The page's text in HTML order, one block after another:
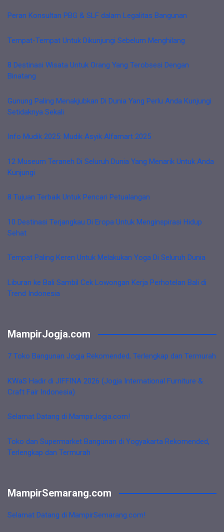
Peran Konsultan PBG & SLF dalam Legalitas Bangunan
Tempat-Tempat Untuk Dikunjungi Sebelum Menghilang
8 Destinasi Wisata Untuk Orang Yang Terobsesi Dengan
Binatang
Gunung Paling Menakjubkan Di Dunia Yang Perlu Anda Kunjungi
Setidaknya Sekali
Info Mudik 2025: Mudik Asyik Alfamart 2025
12 Museum Teraneh Di Seluruh Dunia Yang Menarik Untuk Anda
Kunjungi
8 Tujuan Terbaik Untuk Pencari Petualangan
10 Destinasi Terjangkau Di Eropa Untuk Menginspirasi Hidup
Sehat
Tempat Paling Keren Untuk Melakukan Yoga Di Seluruh Dunia
Liburan ke Bali Sambil Cek Lowongan Kerja Perhotelan Bali di
Trend Indonesia
MampirJogja.com
7 Toko Bangunan Jogja Rekomended, Terlengkap dan Termurah
KWaS Hadir di JIFFINA 2026 (Jogja International Furniture &
Craft Fair Indonesia)
Selamat Datang di MampirJogja.com!
Toko dan Supermarket Bangunan di Yogyakarta Rekomended,
Terlengkap dan Termurah
MampirSemarang.com
Selamat Datang di MampirSemarang.com!